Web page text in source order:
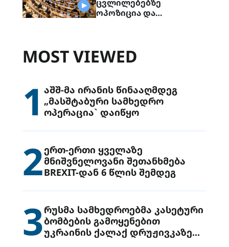
ცვლილებებზე
ოპოზიცია და
MOST VIEWED
1 აშშ-მა ირანის წინააღმდეგ
„მასშტაბური სამხედრო
ოპერაცია` დაიწყო
2ერთ-ერთი ყველაზე
მნიშვნელოვანი შეთანხმება
BREXIT-დან 6 წლის შემდეგ
3რუსმა სამხედროებმა კასეტური
ბომბების გამოყენებით
უკრაინის ქალაქ დრუჟივკაზე